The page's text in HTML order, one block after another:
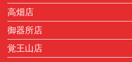
高畑店
御器所店
覚王山店